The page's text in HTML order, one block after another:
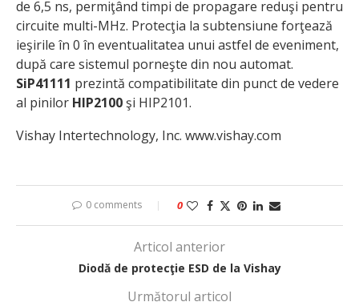
de 6,5 ns, permiţând timpi de propagare reduşi pentru
circuite multi-MHz. Protecţia la subtensiune forţează
ieşirile în 0 în eventualitatea unui astfel de eveniment,
după care sistemul porneşte din nou automat.
SiP41111 prezintă compatibilitate din punct de vedere
al pinilor HIP2100şi HIP2101.
Vishay Intertechnology, Inc. www.vishay.com
0 comments 0
Articol anterior
Diodă de protecţie ESD de la Vishay
Următorul articol